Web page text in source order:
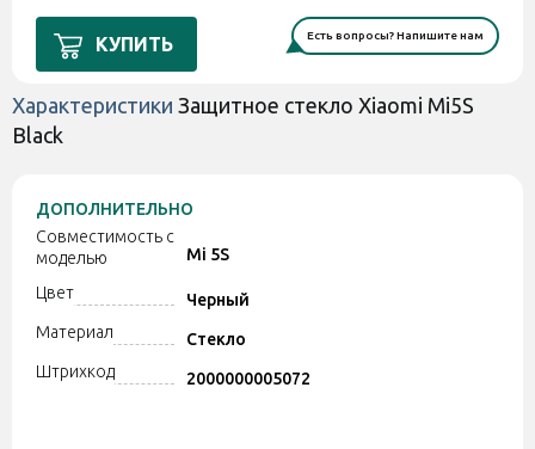
КУПИТЬ Есть вопросы? Напишите нам
Характеристики Защитное стекло Xiaomi Mi5S
Black
ДОПОЛНИТЕЛЬНО
Совместимость с
моделью
Mi 5S
Цвет
Черный
Материал
Стекло
Штрихкод
2000000005072